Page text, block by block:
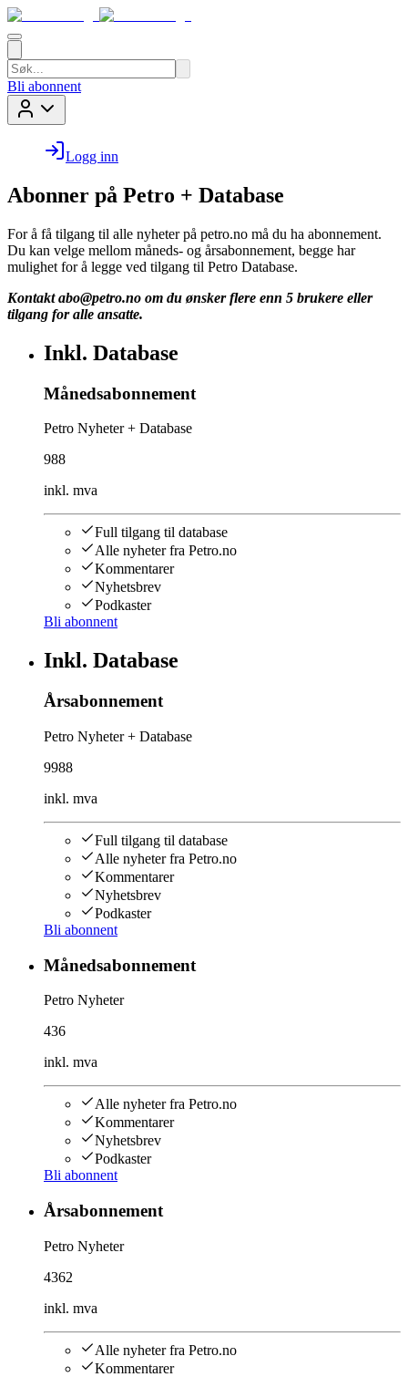
Bli abonnent
Logg inn
Abonner på Petro + Database
For å få tilgang til alle nyheter på petro.no må du ha abonnement.
Du kan velge mellom måneds- og årsabonnement, begge har
mulighet for å legge ved tilgang til Petro Database.
Kontakt abo@petro.no om du ønsker flere enn 5 brukere eller
tilgang for alle ansatte.
Inkl. Database
Månedsabonnement
Petro Nyheter + Database
988
inkl. mva
Full tilgang til database
Alle nyheter fra Petro.no
Kommentarer
Nyhetsbrev
Podkaster
Bli abonnent
Inkl. Database
Årsabonnement
Petro Nyheter + Database
9988
inkl. mva
Full tilgang til database
Alle nyheter fra Petro.no
Kommentarer
Nyhetsbrev
Podkaster
Bli abonnent
Månedsabonnement
Petro Nyheter
436
inkl. mva
Alle nyheter fra Petro.no
Kommentarer
Nyhetsbrev
Podkaster
Bli abonnent
Årsabonnement
Petro Nyheter
4362
inkl. mva
Alle nyheter fra Petro.no
Kommentarer